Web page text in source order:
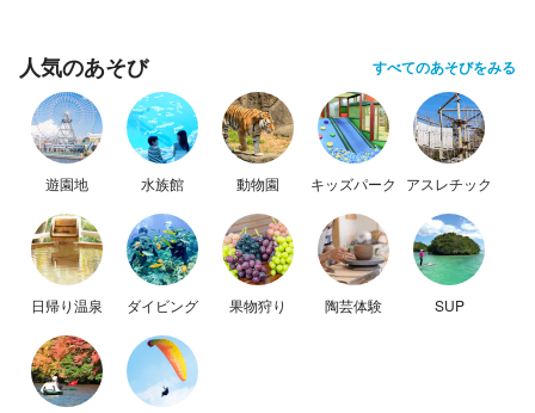
人気のあそび すべてのあそびをみる
遊園地 水族館 動物園 キッズパーク アスレチック
日帰り温泉 ダイビング 果物狩り 陶芸体験 SUP